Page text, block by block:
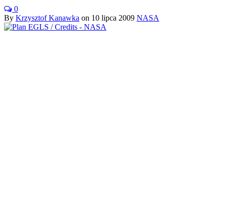
0
By Krzysztof Kanawka on 10 lipca 2009 NASA